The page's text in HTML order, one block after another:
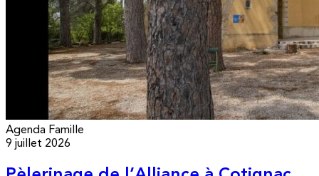
Agenda Famille
9 juillet 2026